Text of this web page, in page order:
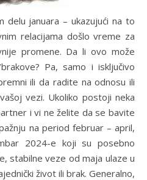
januara – ukazujući na to
relacijama došlo vreme za
promene. Da li ovo može
Pa, samo i isključivo
ili da radite na odnosu ili
vezi. Ukoliko postoji neka
i vi ne želite da se bavite
na period februar – april,
2024-e koji su posebno
stabilne veze od maja ulaze u
život ili brak. Generalno,